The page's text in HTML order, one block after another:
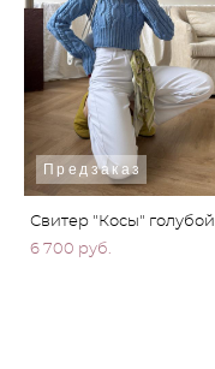
Предзаказ
Свитер "Косы" голубой
6 700 pуб.